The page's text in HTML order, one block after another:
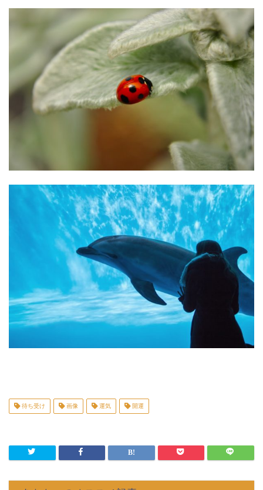
待ち受け 画像 運気 開運